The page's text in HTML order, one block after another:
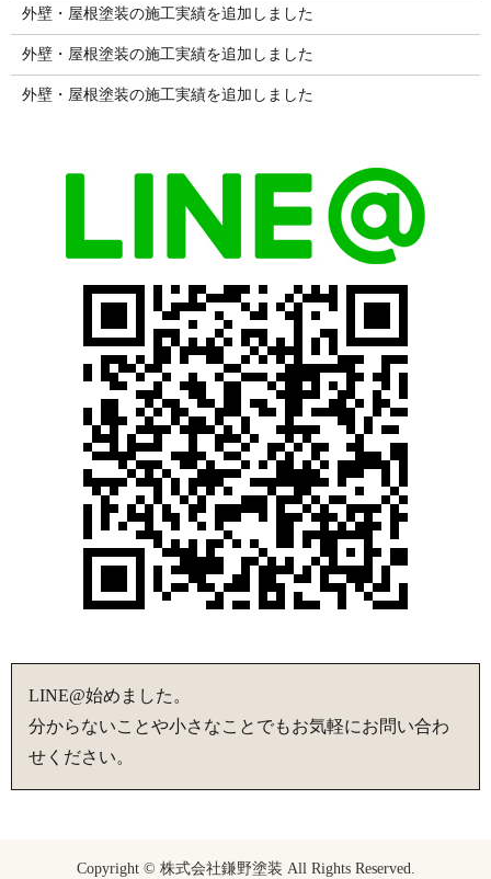
外壁・屋根塗装の施工実績を追加しました
外壁・屋根塗装の施工実績を追加しました
外壁・屋根塗装の施工実績を追加しました
LINE@始めました。
分からないことや小さなことでもお気軽にお問い合わ
せください。
Copyright © 株式会社鎌野塗装 All Rights Reserved.